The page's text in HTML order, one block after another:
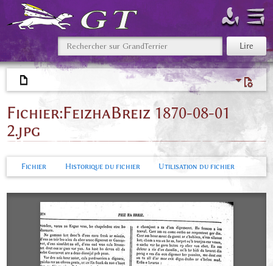
Fichier:FeizhaBreiz 1870-08-01
2.jpg
Fichier Historique du fichier Utilisation du fichier